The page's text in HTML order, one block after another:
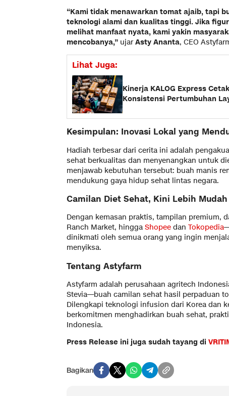
“Kami tidak menawarkan tomat ajaib, tapi
teknologi alami dan kualitas tinggi. Jika
melihat manfaat nyata, kami yakin
mencobanya,” ujarAsty Ananta, CEO
Lihat Juga:
Kinerja KALOG Express
Konsistensi Pertumbuhan
Kesimpulan: Inovasi Lokal yang
Hadiah terbesar dari cerita ini adalah
sehat berkualitas dan menyenangkan untuk
menjawab kebutuhan tersebut: buah manis
mendukung gaya hidup sehat lintas negara.
Camilan Diet Sehat, Kini Lebih
Dengan kemasan praktis, tampilan premium,
Ranch Market, hingga Shopee dan Tokopedia
dinikmati oleh semua orang yang ingin
menyiksa.
Tentang Astyfarm
Astyfarm adalah perusahaan agritech
Stevia—buah camilan sehat hasil perpaduan
Dilengkapi teknologi infusion dari Korea dan
berkomitmen menghadirkan buah sehat,
Indonesia.
Press Release ini juga sudah tayang di
Bagikan